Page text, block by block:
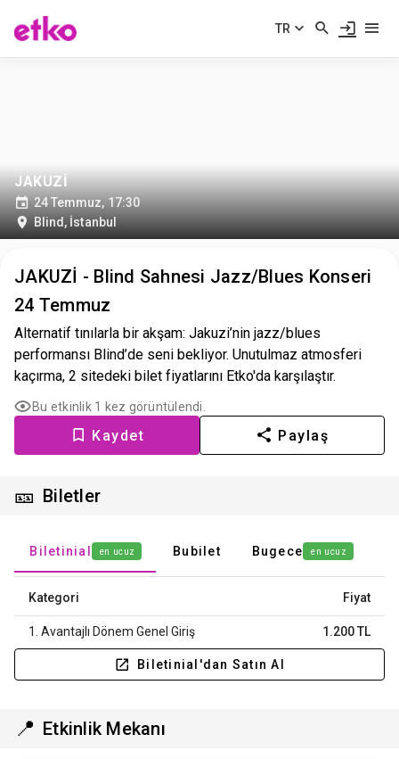
TR
JAKUZİ
24 Temmuz, 17:30
Blind , İstanbul
JAKUZİ - Blind Sahnesi Jazz/Blues Konseri
24 Temmuz
Alternatif tınılarla bir akşam: Jakuzi’nin jazz/blues
performansı Blind’de seni bekliyor. Unutulmaz atmosferi
kaçırma, 2 sitedeki bilet fiyatlarını Etko'da karşılaştır.
Bu etkinlik 1 kez görüntülendi.
Kaydet Paylaş
🎫 Biletler
Biletinial en ucuz Bubilet Bugece en ucuz
Kategori Fiyat
1. Avantajlı Dönem Genel Giriş 1.200 TL
Biletinial'dan Satın Al
📍 Etkinlik Mekanı